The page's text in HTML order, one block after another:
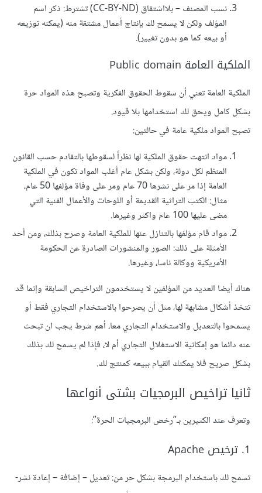
نسب المصنف – بلااشتقاق (CC-BY-ND) تشترط: ذكر اسم
المؤلف ولكن لا يسمح لك بإنتاج أعمال مشتقة منه (يمكنه توزيعه
أو بيعه كما هو بدون تغيير).
الملكية العامة Public domain
الملكية العامة تعني أن سقوط الحقوق الفكرية وتصبح هذه المواد حرة
بشكل كامل ويحق لك استخدامها بلا قيود.
تصبح المواد ملكية عامة في حالتين:
مواد انتهت حقوق الملكية لها نظراً لسقوطها بالتقادم حسب القانون
المنظم لكل دولة، ولكن بشكل عام أغلب المواد تكون في الملكية
العامة إذا مر على نشرها 70 عام ومر على وفاة مؤلفها 50 عام،
مثال: الكتب التراثية القديمة أو اللوحات والأعمال الفنية التي
مضى عليها 100 عام واكثر وغيرها.
مواد قام مؤلفها بالتنازل عنها للملكية العامة وصرح بذلك، ومن أحد
الأمثلة على ذلك: الصور والمنشورات الصادرة عن الحكومة
الأمريكية ووكالة ناسا، وغيرها.
هناك أيضا العديد من المؤلفين لا يستخدمون التراخيص السابقة وإنما قد
تتخذ أشكال مشابهة لها، مثل أن يصرحوا بالاستخدام التجاري فقط أو
يسمحوا بالتعديل والاستخدام التجاري معا، أهم شرط يجب ان تبحث
عنه دائما هو إمكانية الاستغلال التجاري أم لا، فإذا لم يسمح لك بذلك
بشكل صريح فلا يمكنك القيام ببيعه كمنتج لك.
ثانيا تراخيص البرمجيات بشتى أنواعها
وتعرف عند الكثيرين بـ”رخص البرمجيات الحرة”:
1. ترخيص Apache
تسمح لك باستخدام البرمجة بشكل حر من: تعديل – إضافة – إعادة نشر-